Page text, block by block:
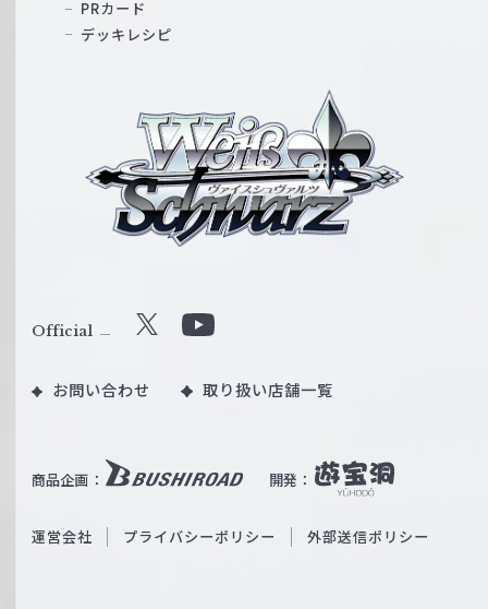
ス
ル
W
ß
c
PRカード
デッキレシピ
商品企画： 開発：
Official X
u
b
O
お問い合わせ 取り扱い店舗一覧
運営会社 プライバシーポリシー 外部送信ポリシー